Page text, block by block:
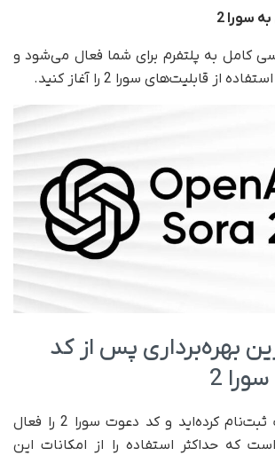
کامل به پلتفرم برای شما فعال می‌شود و
از قابلیت‌های سورا 2 را آغاز کنید.
بهره‌برداری پس از کد
2
حالا که با موفقیت ثبت‌نام کرده‌اید و کد دعوت سورا 2 را فعال
که حداکثر استفاده را از امکانات این